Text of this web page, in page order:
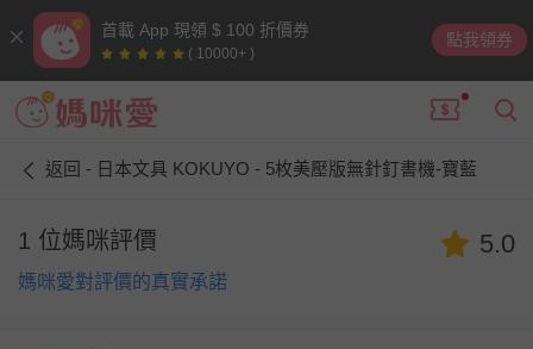
首載 App 現領 $ 100 折價券
( 10000+ )
點我領券
返回 - 日本文具 KOKUYO - 5枚美壓版無針釘書機-寶藍
1 位媽咪評價
媽咪愛對評價的真實承諾
5.0